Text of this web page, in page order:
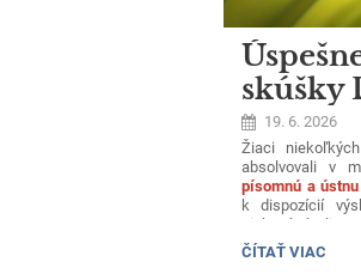
skúšky
19. 6. 2026
Žiaci
absolvovali v
písomnú a
k dispozícií
niektorí písali
blahoželáme
aj ostatným, ktorí
ÚSPEŠNE
ČÍTAŤ VIAC